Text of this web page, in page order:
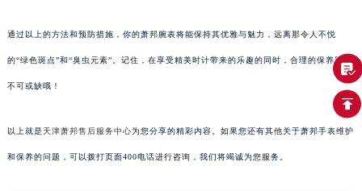
通过以上的方法和预防措施，你的萧邦腕表将能保持其优雅与魅力，远离那令人不悦
的“绿色斑点”和“臭虫元素”。记住，在享受精美时计带来的乐趣的同时，合理的保养同样
不可或缺哦！
以上就是天津萧邦售后服务中心为您分享的精彩内容。如果您还有其他关于萧邦手表维护
和保养的问题，可以拨打页面400电话进行咨询，我们将竭诚为您服务。